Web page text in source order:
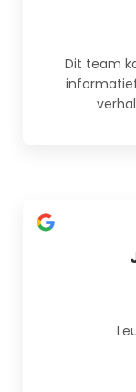
Dit team